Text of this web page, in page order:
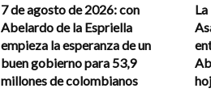
7 de agosto de 2026: con
Abelardo de la Espriella
empieza la esperanza de un
buen gobierno para 53,9
millones de colombianos